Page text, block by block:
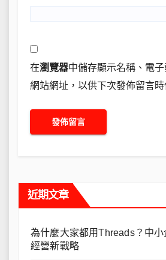
在瀏覽器中儲存顯示名稱、電
網站網址，以供下次發佈留言時
近期文章
為什麼大家都用Threads？中
經營新戰略